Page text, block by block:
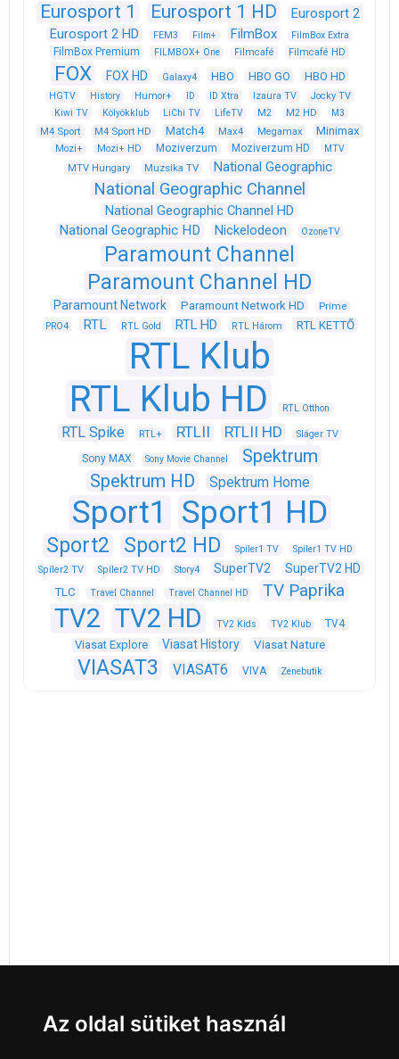
Eurosport 1 Eurosport 1 HD
Eurosport 2
Eurosport 2 HD
FEM3 Film+ FilmBox FilmBox Extra
FilmBox Premium FILMBOX+ One Filmcafé Filmcafé HD
FOX FOX HD Galaxy4 HBO HBO GO HBO HD
HGTV History Humor+ ID ID Xtra Izaura TV
Jocky TV
Kiwi TV
Kölyökklub LiChi TV LifeTV M2 M2 HD M3
M4 Sport M4 Sport HD Match4 Max4 Megamax Minimax
Mozi+ Mozi+ HD Moziverzum Moziverzum HD
MTV
MTV Hungary
Muzsika TV National Geographic
National Geographic Channel
National Geographic Channel HD
National Geographic HD
Nickelodeon OzoneTV
Paramount Channel
Paramount Channel HD
Paramount Network Paramount Network HD Prime
PRO4 RTL RTL Gold RTL HD RTL Három RTL KETTŐ
RTL Klub
RTL Klub HD
RTL Otthon
RTL Spike RTL+ RTLII RTLII HD Sláger TV
Sony MAX Sony Movie Channel
Spektrum
Spektrum HD
Spektrum Home
Sport1 Sport1 HD
Sport2 Sport2 HD Spíler1 TV
Spíler1 TV HD
Spíler2 TV
Spíler2 TV HD Story4 SuperTV2 SuperTV2 HD
TLC Travel Channel Travel Channel HD TV Paprika
TV2 TV2 HD TV2 Kids TV2 Klub TV4
Viasat Explore Viasat History Viasat Nature
VIASAT3 VIASAT6 VIVA Zenebutik
Az oldal sütiket használ